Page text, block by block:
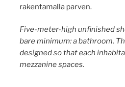
rakentamalla parven.
Five-meter-high unfinished
bare minimum: a bathroom.
designed so that each
mezzanine spaces.